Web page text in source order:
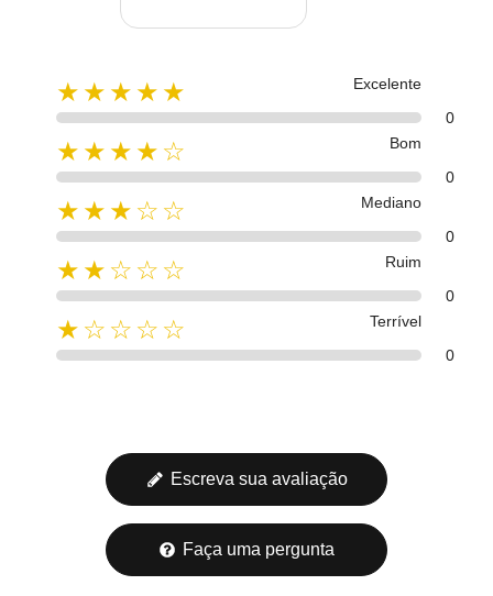
★★★★★
Excelente
0
★★★★☆
Bom
0
★★★☆☆
Mediano
0
★★☆☆☆
Ruim
0
★☆☆☆☆
Terrível
0
Escreva sua avaliação
Faça uma pergunta